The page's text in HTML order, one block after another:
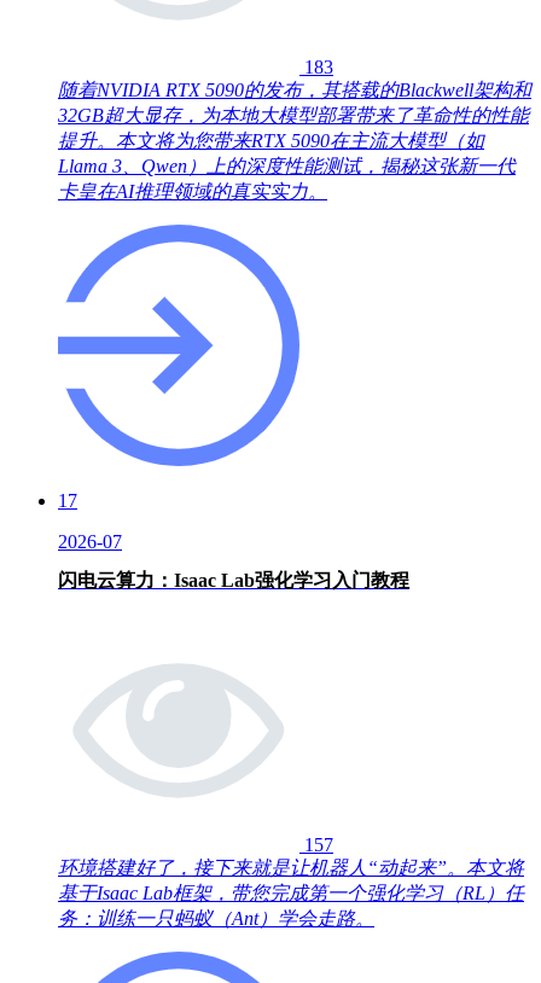
183
随着NVIDIA RTX 5090的发布，其搭载的Blackwell架构和
32GB超大显存，为本地大模型部署带来了革命性的性能
提升。本文将为您带来RTX 5090在主流大模型（如
Llama 3、Qwen）上的深度性能测试，揭秘这张新一代
卡皇在AI推理领域的真实实力。
17
2026-07
闪电云算力：Isaac Lab强化学习入门教程
157
环境搭建好了，接下来就是让机器人“动起来”。本文将
基于Isaac Lab框架，带您完成第一个强化学习（RL）任
务：训练一只蚂蚁（Ant）学会走路。